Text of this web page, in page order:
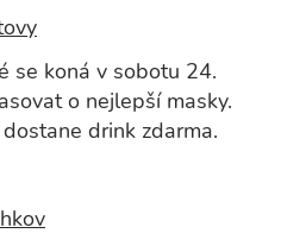
se koná v sobotu 24.
o nejlepší masky.
drink zdarma.